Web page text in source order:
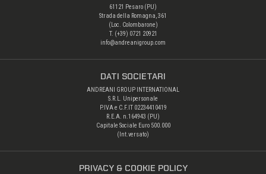
61121 Pesaro (PU)
Strada della Romagna, 361
(Loc. Colombarone)
T. (+39) 0721 20921
info@andreanigroup.com
DATI SOCIETARI
ANDREANI GROUP INTERNATIONAL
S.R.L. Unipersonale
P.IVA e C.F.IT 02234410419
R.E.A. n.164943 (PU)
Capitale Sociale Euro 500.000
(Int.versato)
PRIVACY & COOKIE POLICY